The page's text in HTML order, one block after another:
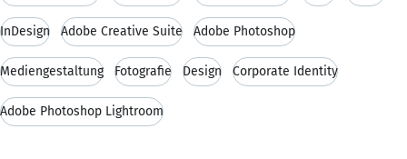
InDesign Adobe Creative Suite Adobe Photoshop
Mediengestaltung Fotografie Design Corporate Identity
Adobe Photoshop Lightroom